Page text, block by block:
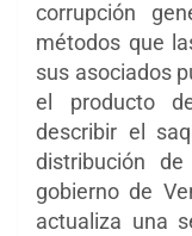
corrupción
métodos que
sus asociados
el producto
describir el
distribución
gobierno de
actualiza una